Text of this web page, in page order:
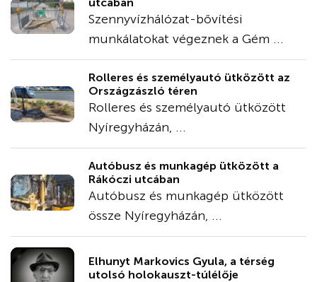
utcában
Szennyvízhálózat-bővítési
munkálatokat végeznek a Gém ...
Rolleres és személyautó ütközött az
Országzászló téren
Rolleres és személyautó ütközött
Nyíregyházán, ...
Autóbusz és munkagép ütközött a
Rákóczi utcában
Autóbusz és munkagép ütközött
össze Nyíregyházán, ...
Elhunyt Markovics Gyula, a térség
utolsó holokauszt-túlélője